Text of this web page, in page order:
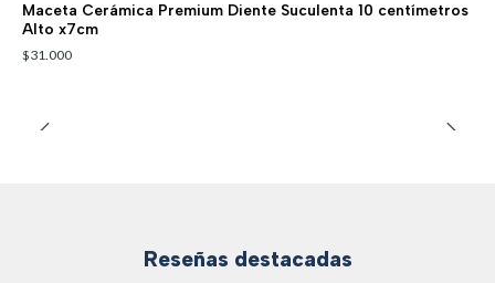
Maceta Cerámica Premium Diente Suculenta 10 centímetros
Alto x7cm
$31.000
Reseñas destacadas